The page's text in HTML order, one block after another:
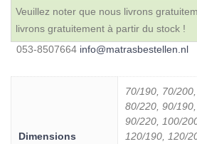
Veuillez noter que nous livrons
livrons gratuitement à partir du stock !
053-8507664 info@matrasbestellen.nl
Dimensions
70/190, 70/
80/220, 90/
90/220, 100/
120/190, 120/